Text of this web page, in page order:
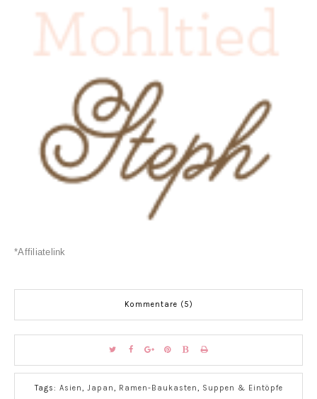
*Affiliatelink
Kommentare (5)
Tags: Asien, Japan, Ramen-Baukasten, Suppen & Eintöpfe